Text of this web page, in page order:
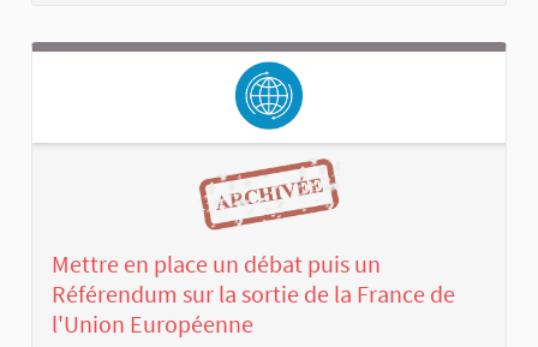
Mettre en place un débat puis un
Référendum sur la sortie de la France de
l'Union Européenne